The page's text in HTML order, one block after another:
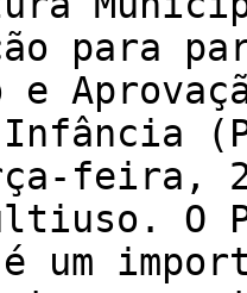
para
e
feira,
O
um